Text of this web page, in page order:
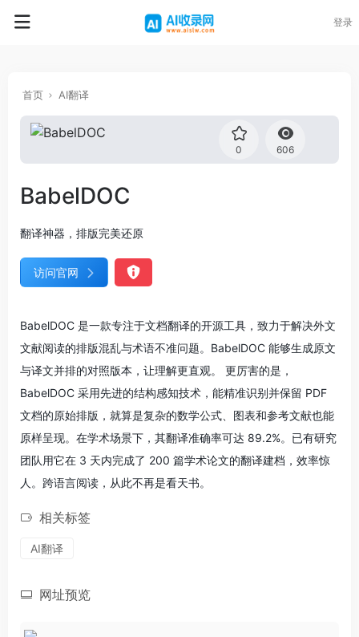
登录
首页 AI翻译
0 606
BabelDOC
翻译神器，排版完美还原
访问官网
BabelDOC 是一款专注于文档翻译的开源工具，致力于解决外文
文献阅读的排版混乱与术语不准问题。BabelDOC 能够生成原文
与译文并排的对照版本，让理解更直观。 更厉害的是，
BabelDOC 采用先进的结构感知技术，能精准识别并保留 PDF
文档的原始排版，就算是复杂的数学公式、图表和参考文献也能
原样呈现。在学术场景下，其翻译准确率可达 89.2%。已有研究
团队用它在 3 天内完成了 200 篇学术论文的翻译建档，效率惊
人。跨语言阅读，从此不再是看天书。
相关标签
AI翻译
网址预览